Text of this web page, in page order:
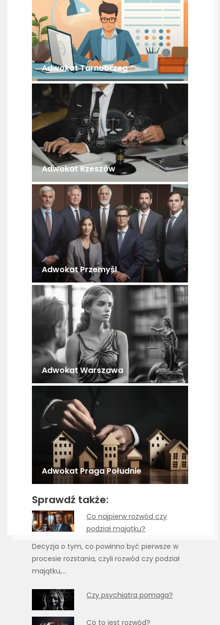
Adwokat Tarnobrzeg
Adwokat Rzeszów
Adwokat Przemyśl
Adwokat Warszawa
Adwokat Praga Południe
Sprawdź także:
Co najpierw rozwód czy
podział majątku?
Decyzja o tym, co powinno być pierwsze w
procesie rozstania, czyli rozwód czy podział
majątku,…
Czy psychiatra pomaga?
Co to jest rozwód?